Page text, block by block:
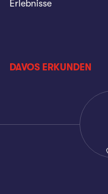
Erlebnisse
DAVOS ERKUNDEN